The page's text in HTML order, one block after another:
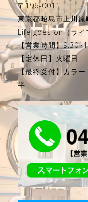
〒196-0011
東京都昭島市上川
Life goes on（ライ
【営業時間】
【定休日】火曜日
【最終受付】カラ
半